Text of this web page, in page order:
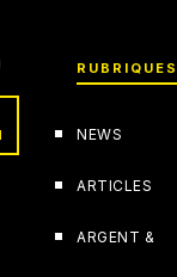
RUBRIQUES
NEWS
ARTICLES
ARGENT &